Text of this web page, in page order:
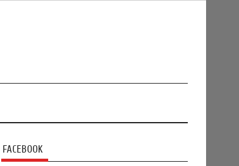
FACEBOOK